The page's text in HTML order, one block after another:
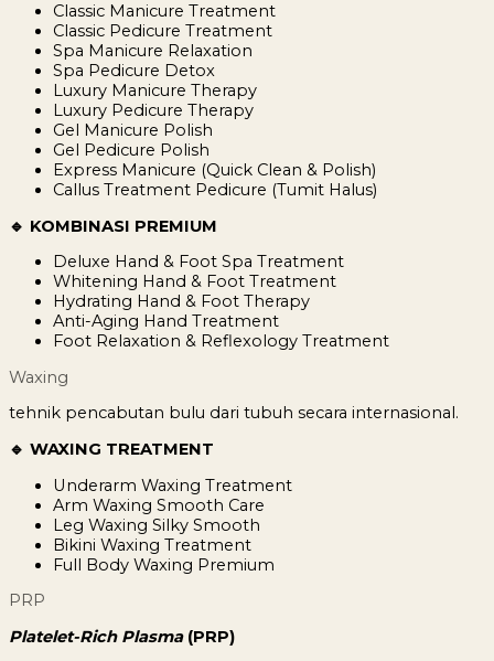
Classic Manicure Treatment
Classic Pedicure Treatment
Spa Manicure Relaxation
Spa Pedicure Detox
Luxury Manicure Therapy
Luxury Pedicure Therapy
Gel Manicure Polish
Gel Pedicure Polish
Express Manicure (Quick Clean & Polish)
Callus Treatment Pedicure (Tumit Halus)
🔹 KOMBINASI PREMIUM
Deluxe Hand & Foot Spa Treatment
Whitening Hand & Foot Treatment
Hydrating Hand & Foot Therapy
Anti-Aging Hand Treatment
Foot Relaxation & Reflexology Treatment
Waxing
tehnik pencabutan bulu dari tubuh secara internasional.
🔹 WAXING TREATMENT
Underarm Waxing Treatment
Arm Waxing Smooth Care
Leg Waxing Silky Smooth
Bikini Waxing Treatment
Full Body Waxing Premium
PRP
Platelet-Rich Plasma(PRP)